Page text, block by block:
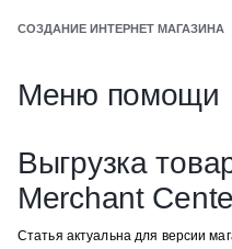
СОЗДАНИЕ ИНТЕРНЕТ МАГАЗИНА
Меню помощи
Выгрузка
Merchant
Статья актуальна для версии